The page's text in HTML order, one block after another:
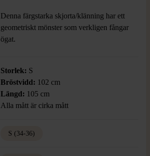
Denna färgstarka skjorta/klänning har ett
geometriskt mönster som verkligen fångar
ögat.
Storlek: S
Bröstvidd: 102 cm
Längd: 105 cm
Alla mått är cirka mått
S (34-36)